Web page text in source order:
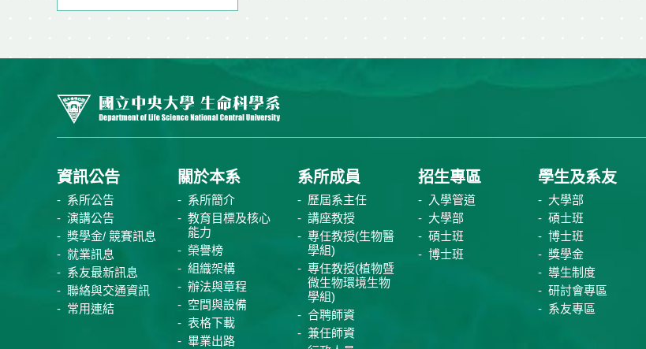
資訊公告
系所公告
演講公告
獎學金/ 競賽訊息
就業訊息
系友最新訊息
聯絡與交通資訊
常用連結
關於本系
系所簡介
教育目標及核心
能力
榮譽榜
組織架構
辦法與章程
空間與設備
表格下載
畢業出路
系所成員
歷屆系主任
講座教授
專任教授(生物醫
學組)
專任教授(植物暨
微生物環境生物
學組)
合聘師資
兼任師資
招生專區
入學管道
大學部
碩士班
博士班
學生及系友
大學部
碩士班
博士班
獎學金
導生制度
研討會專區
系友專區